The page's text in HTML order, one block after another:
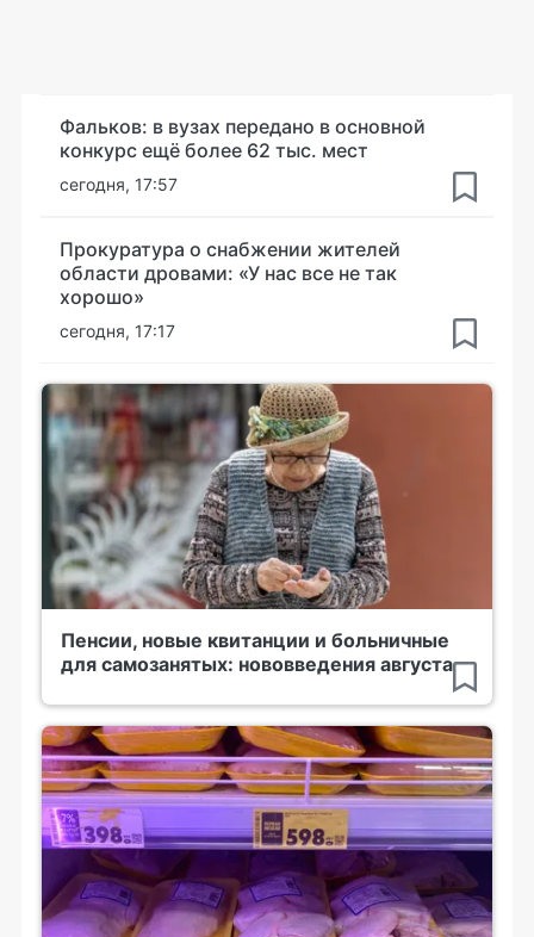
Фальков: в вузах передано в основной
конкурс ещё более 62 тыс. мест
сегодня, 17:57
Прокуратура о снабжении жителей
области дровами: «У нас все не так
хорошо»
сегодня, 17:17
Пенсии, новые квитанции и больничные
для самозанятых: нововведения августа